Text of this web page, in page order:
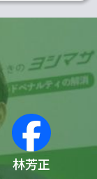
林芳正